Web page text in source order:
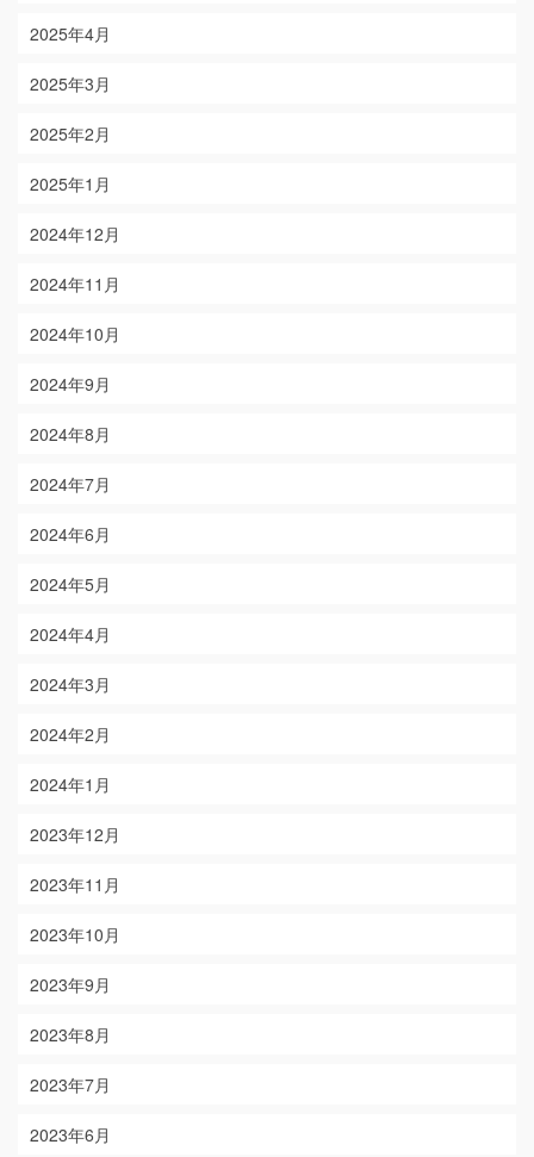
2025年4月
2025年3月
2025年2月
2025年1月
2024年12月
2024年11月
2024年10月
2024年9月
2024年8月
2024年7月
2024年6月
2024年5月
2024年4月
2024年3月
2024年2月
2024年1月
2023年12月
2023年11月
2023年10月
2023年9月
2023年8月
2023年7月
2023年6月